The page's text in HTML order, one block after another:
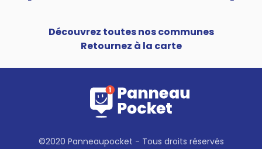
Découvrez toutes nos communes
Retournez à la carte
©2020 Panneaupocket - Tous droits réservés